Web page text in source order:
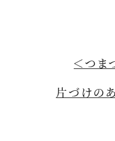
＜つま
片づけの